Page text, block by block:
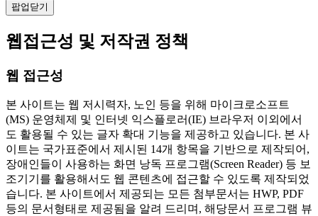
팝업닫기
웹접근성 및 저작권 정책
웹 접근성
본 사이트는 웹 저시력자, 노인 등을 위해 마이크로소프트
(MS) 운영체제 및 인터넷 익스플로러(IE) 브라우저 이외에서
도 활용될 수 있는 글자 확대 기능을 제공하고 있습니다. 본 사
이트는 국가표준에서 제시된 14개 항목을 기반으로 제작되어,
장애인들이 사용하는 화면 낭독 프로그램(Screen Reader) 등 보
조기기를 활용해서도 웹 콘텐츠에 접근할 수 있도록 제작되었
습니다. 본 사이트에서 제공되는 모든 첨부문서는 HWP, PDF
등의 문서형태로 제공됨을 알려 드리며, 해당문서 프로그램 뷰